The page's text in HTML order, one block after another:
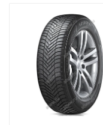
Landsail 4
Landsail 4
Landsail 4
Landsail 4